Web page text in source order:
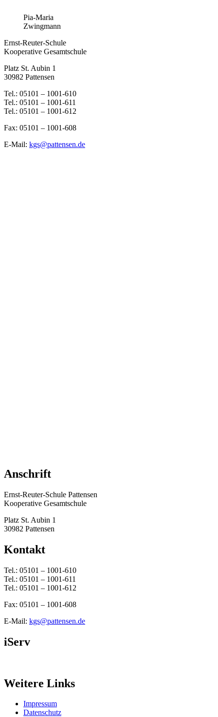
Pia-Maria
Zwingmann
Ernst-Reuter-Schule
Kooperative Gesamtschule
Platz St. Aubin 1
30982 Pattensen
Tel.: 05101 – 1001-610
Tel.: 05101 – 1001-611
Tel.: 05101 – 1001-612
Fax: 05101 – 1001-608
E-Mail: kgs@pattensen.de
Anschrift
Ernst-Reuter-Schule Pattensen
Kooperative Gesamtschule
Platz St. Aubin 1
30982 Pattensen
Kontakt
Tel.: 05101 – 1001-610
Tel.: 05101 – 1001-611
Tel.: 05101 – 1001-612
Fax: 05101 – 1001-608
E-Mail: kgs@pattensen.de
iServ
Weitere Links
Impressum
Datenschutz